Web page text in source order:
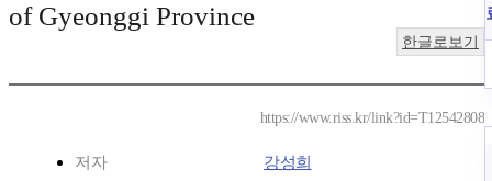
of Gyeonggi Province
한글로보기
https://www.riss.kr/link?id=T12542808
저자 강성희